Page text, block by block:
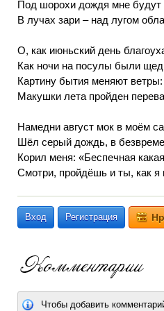
Под шорохи дождя мне будут
В лучах зари – над лугом
О, как июньский день
Как ночи на посулы были
Картину бытия меняют ветры:
Макушки лета пройден
Намедни август мок в моём
Шёл серый дождь, в
Корил меня: «Беспечная
Смотри, пройдёшь и ты, как
Вход Регистрация
Чтобы добавить